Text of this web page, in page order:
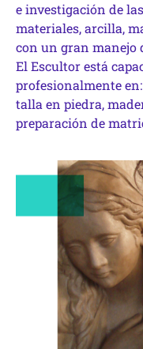
e investigación de
materiales, arcilla,
con un gran manejo
El Escultor está
profesionalmente
talla en piedra,
preparación de